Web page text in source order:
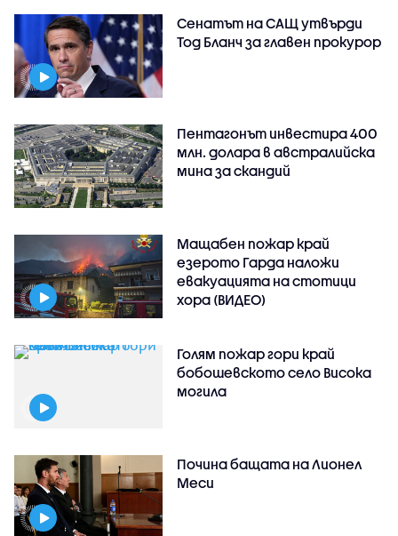
Сенатът на САЩ утвърди
Тод Бланч за главен прокурор
Пентагонът инвестира 400
млн. долара в австралийска
мина за скандий
Мащабен пожар край
езерото Гарда наложи
евакуацията на стотици
хора (ВИДЕО)
Голям пожар гори край
бобошевското село Висока
могила
Почина бащата на Лионел
Меси